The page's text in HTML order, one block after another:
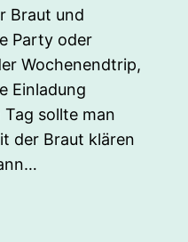
Braut und
Party oder
Wochenendtrip,
Einladung
sollte man
der Braut klären